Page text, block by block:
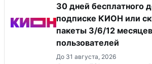
30 дней бесплатного
подписке КИОН или
пакеты 3/6/12
пользователей
До 31 августа, 2026